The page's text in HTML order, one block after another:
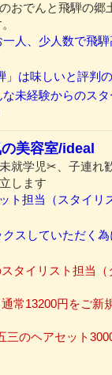
おでんと飛騨の郷
人、少人数で飛
」は味しいと評判
未経験からのス
美容室/ideal
就学児✂、子連れ
します
ト担当（スタイリ
スしていただく
タイリスト担当
常13200円をご新
三のヘアセット